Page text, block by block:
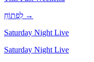
לִפְתוֹחַ →
Saturday Night Live
Saturday Night Live